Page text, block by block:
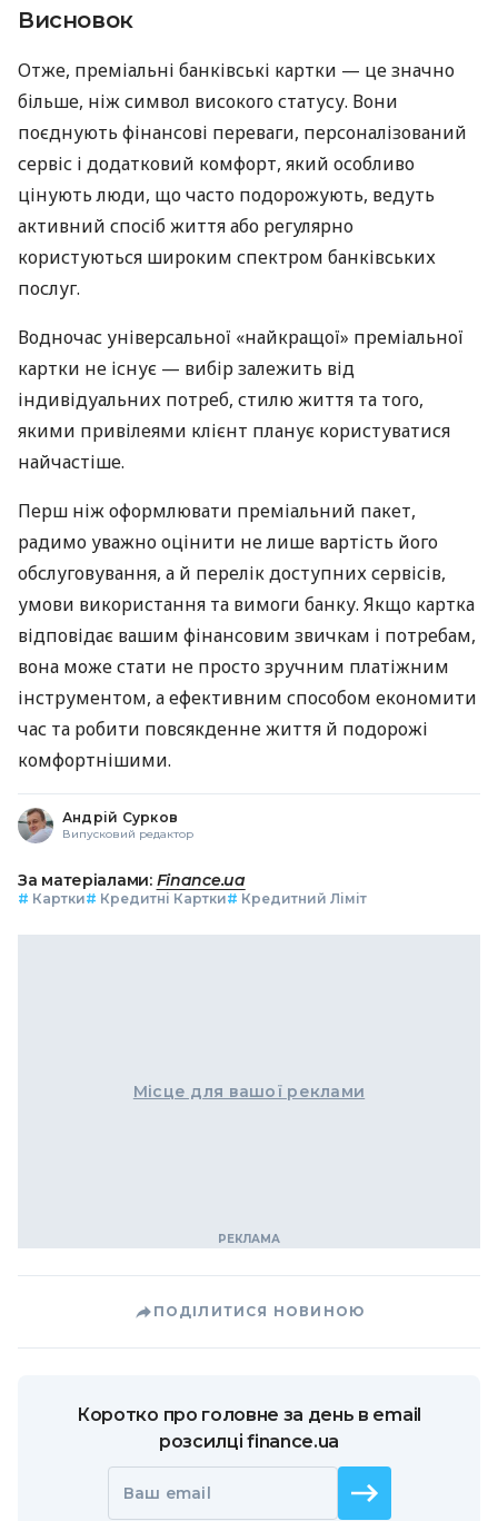
Висновок
Отже, преміальні банківські картки — це значно
більше, ніж символ високого статусу. Вони
поєднують фінансові переваги, персоналізований
сервіс і додатковий комфорт, який особливо
цінують люди, що часто подорожують, ведуть
активний спосіб життя або регулярно
користуються широким спектром банківських
послуг.
Водночас універсальної «найкращої» преміальної
картки не існує — вибір залежить від
індивідуальних потреб, стилю життя та того,
якими привілеями клієнт планує користуватися
найчастіше.
Перш ніж оформлювати преміальний пакет,
радимо уважно оцінити не лише вартість його
обслуговування, а й перелік доступних сервісів,
умови використання та вимоги банку. Якщо картка
відповідає вашим фінансовим звичкам і потребам,
вона може стати не просто зручним платіжним
інструментом, а ефективним способом економити
час та робити повсякденне життя й подорожі
комфортнішими.
Андрій Сурков
Випусковий редактор
За матеріалами: Finance.ua
# Картки# Кредитні Картки# Кредитний Ліміт
Місце для вашої реклами
ПОДІЛИТИСЯ НОВИНОЮ
Коротко про головне за день в email
розсилці finance.ua
Ваш email